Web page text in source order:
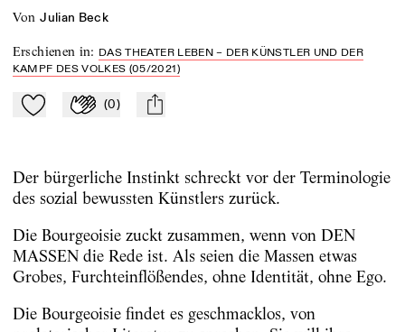
von Julian Beck
Erschienen in: DAS THEATER LEBEN – DER KÜNSTLER UND DER
KAMPF DES VOLKES (05/2021)
Zu Mein-TdZ hinzufügen
Applaudieren
(0) mail
Der bürgerliche Instinkt schreckt vor der Terminologie
des sozial bewussten Künstlers zurück.
Die Bourgeoisie zuckt zusammen, wenn von DEN
MASSEN die Rede ist. Als seien die Massen etwas
Grobes, Furchteinflößendes, ohne Identität, ohne Ego.
Die Bourgeoisie findet es geschmacklos, von